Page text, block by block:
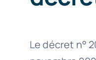
Le décret n°